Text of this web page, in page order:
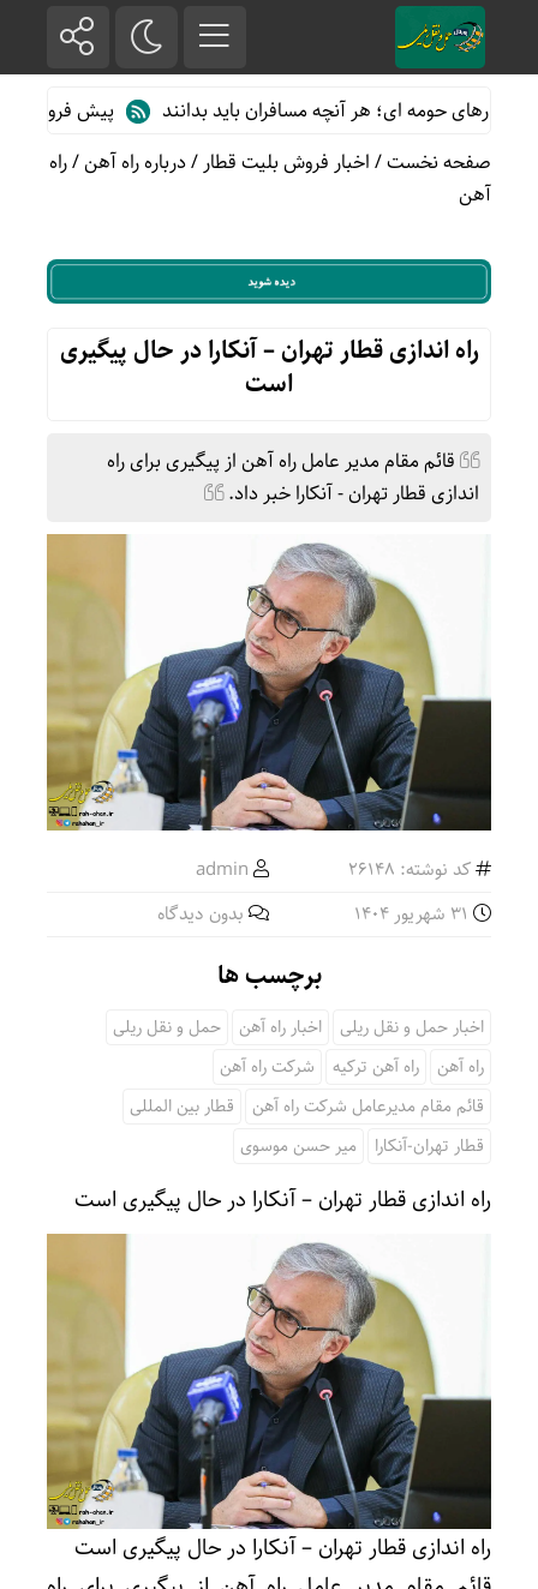
حومه ای؛ هر آنچه مسافران باید بدانند
پیش فروش بلیت
صفحه نخست/اخبار فروش بلیت قطار/درباره راه آهن/راه
آهن
راه‌ اندازی قطار تهران – آنکارا در حال پیگیری
است
قائم مقام مدیر عامل راه آهن از پیگیری برای راه
اندازی قطار تهران - آنکارا خبر داد.
کد نوشته: 26148
admin
بدون دیدگاه
برچسب ها
اخبار حمل و نقل ریلی اخبار راه آهن
حمل و نقل ریلی
راه آهن
راه آهن ترکیه
شرکت راه آهن
قائم مقام مدیرعامل شرکت راه آهن
قطار بین المللی
قطار تهران-آنکارا
میر حسن موسوی
راه‌ اندازی قطار تهران – آنکارا در حال پیگیری است
راه‌ اندازی قطار تهران – آنکارا در حال پیگیری است